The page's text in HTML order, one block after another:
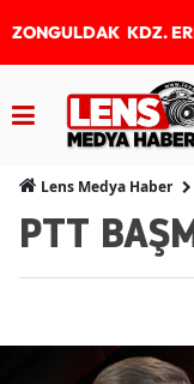
ZONGULDAK KDZ.
Lens Medya Haber
PTT